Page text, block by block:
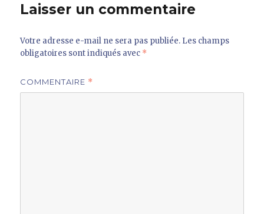
Laisser un commentaire
Votre adresse e-mail ne sera pas publiée. Les champs
obligatoires sont indiqués avec *
COMMENTAIRE *